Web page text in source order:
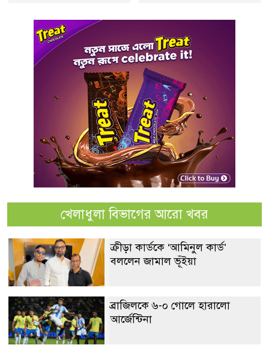
খেলাধুলা বিভাগের আরো খবর
ক্রীড়া কার্ডকে ‘আমিনুল কার্ড’
বললেন জামাল ভূঁইয়া
ব্রাজিলকে ৬-০ গোলে হারালো
আর্জেন্টিনা